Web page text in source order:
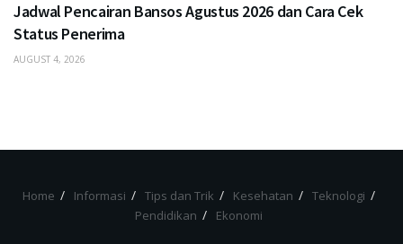
Jadwal Pencairan Bansos Agustus 2026 dan Cara Cek
Status Penerima
AUGUST 4, 2026
Home Informasi Tips dan Trik Kesehatan
Teknologi
Pendidikan
Ekonomi